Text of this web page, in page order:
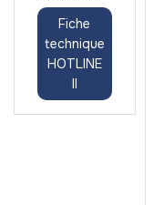
Fiche
technique
HOTLINE
II